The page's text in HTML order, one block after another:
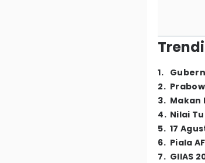
1.
2.
3. Makan
4. Nilai
5. 17
6. Piala
7. GIIAS